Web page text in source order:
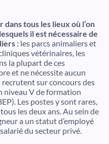
tous les lieux où l’on
il est nécessaire de
: les parcs animaliers et
vétérinaires, les
la plupart de ces
et ne nécessite aucun
recrutent sur concours des
niveau V de formation
Les postes y sont rares,
les deux ans. Au sein de
a un statut d’employé
du secteur privé.